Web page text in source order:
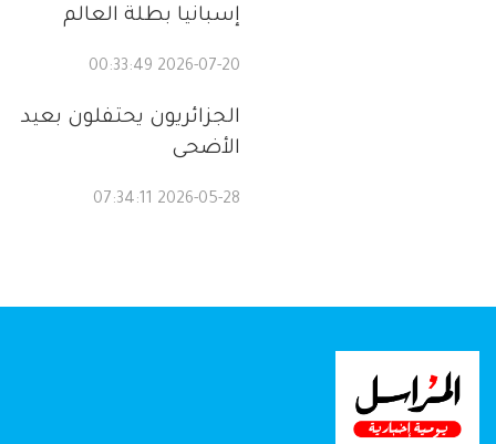
إسبانيا بطلة العالم
2026-07-20 00:33:49
الجزائريون يحتفلون بعيد
الأضحى
2026-05-28 07:34:11